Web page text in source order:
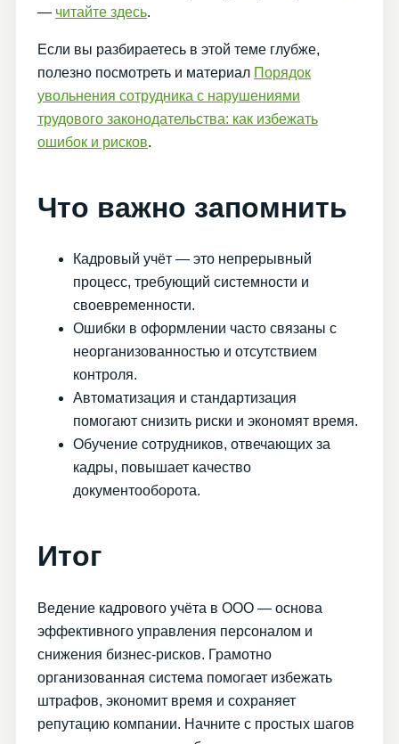
— читайте здесь.
Если вы разбираетесь в этой теме глубже,
полезно посмотреть и материал Порядок
увольнения сотрудника с нарушениями
трудового законодательства: как избежать
ошибок и рисков.
Что важно запомнить
Кадровый учёт — это непрерывный
процесс, требующий системности и
своевременности.
Ошибки в оформлении часто связаны с
неорганизованностью и отсутствием
контроля.
Автоматизация и стандартизация
помогают снизить риски и экономят время.
Обучение сотрудников, отвечающих за
кадры, повышает качество
документооборота.
Итог
Ведение кадрового учёта в ООО — основа
эффективного управления персоналом и
снижения бизнес-рисков. Грамотно
организованная система помогает избежать
штрафов, экономит время и сохраняет
репутацию компании. Начните с простых шагов